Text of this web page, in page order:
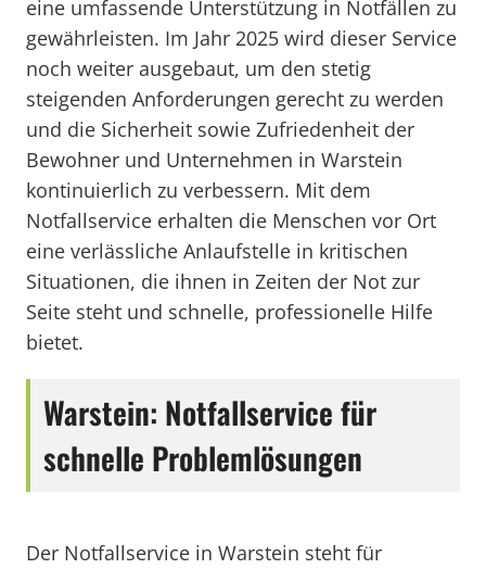
eine umfassende Unterstützung in Notfällen zu
gewährleisten. Im Jahr 2025 wird dieser Service
noch weiter ausgebaut, um den stetig
steigenden Anforderungen gerecht zu werden
und die Sicherheit sowie Zufriedenheit der
Bewohner und Unternehmen in Warstein
kontinuierlich zu verbessern. Mit dem
Notfallservice erhalten die Menschen vor Ort
eine verlässliche Anlaufstelle in kritischen
Situationen, die ihnen in Zeiten der Not zur
Seite steht und schnelle, professionelle Hilfe
bietet.
Warstein: Notfallservice für
schnelle Problemlösungen
Der Notfallservice in Warstein steht für